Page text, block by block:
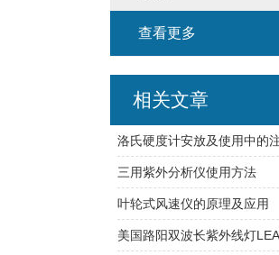
查看更多
相关文章
洛氏硬度计安放及使用中的
三用紫外分析仪使用方法
叶轮式风速仪的原理及应用